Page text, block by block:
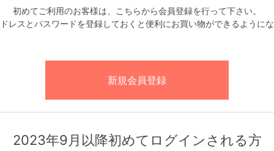
初めてご利用のお客様は、こちらから会員登録を行って下さい。
レスとパスワードを登録しておくと便利にお買い物ができるように
2023年9月以降初めてログインされる方